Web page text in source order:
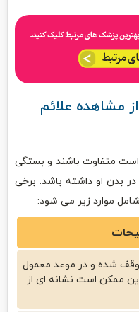
مشاهده علائم
است متفاوت باشند و بستگی
بدن او داشته باشد. برخی
شامل موارد زیر می شود:
شده و در موعد معمول
ممکن است نشانه ای از